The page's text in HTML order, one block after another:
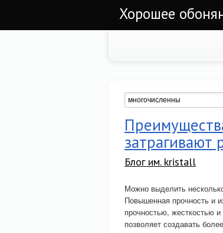
Хорошее
затрагивают
Блог им. kristall
Можно выделить
Повышенная прочность и
прочностью, жесткостью
позволяет создавать